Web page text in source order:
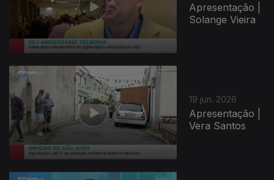
Apresentação |
Solange Vieira
19 jun. 2026
Apresentação |
Vera Santos